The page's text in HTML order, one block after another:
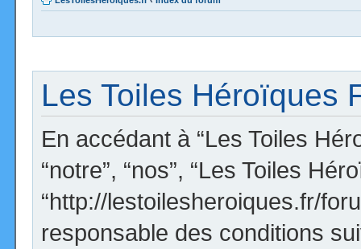
Les Toiles Héroïques
En accédant à “Les Toiles
“notre”, “nos”, “Les Toiles
“http://lestoilesheroiques.fr/
responsable des conditions